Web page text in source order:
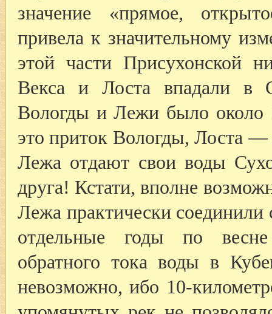
значение «прямое,
привела к значительному
этой части Присухонской
Векса и Лоста впадали в
Вологды и Лежи было около
это приток Вологды, Лоста
Лежа отдают свои воды
друга! Кстати, вполне
Лежа практически соединили
отдельные годы по весне
обратного тока воды в
невозможно, ибо 10-